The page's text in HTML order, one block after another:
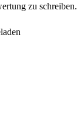
zu schreiben.